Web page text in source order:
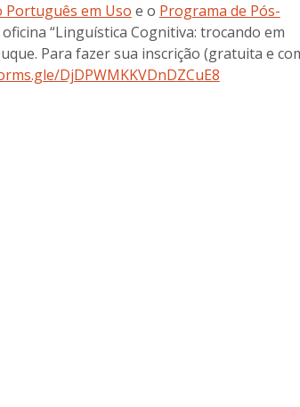
Português em Uso e o Programa de Pós-
“Linguística Cognitiva: trocando em
Para fazer sua inscrição (gratuita e
DjDPWMKKVDnDZCuE8